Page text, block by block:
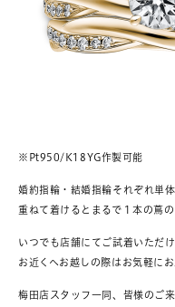
※Pt950/K18YG作製可能
婚約指輪・結婚指輪それぞれ単
重ねて着けるとまるで１本の蔦の
いつでも店舗にてご試着いただけ
お近くへお越しの際はお気軽に
梅田店スタッフ一同、皆様のご